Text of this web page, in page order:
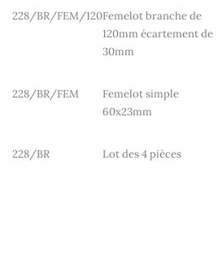
228/BR/FEM/120Femelot branche de
120mm écartement de
30mm
228/BR/FEM
Femelot simple
60x23mm
228/BR Lot des 4 pièces